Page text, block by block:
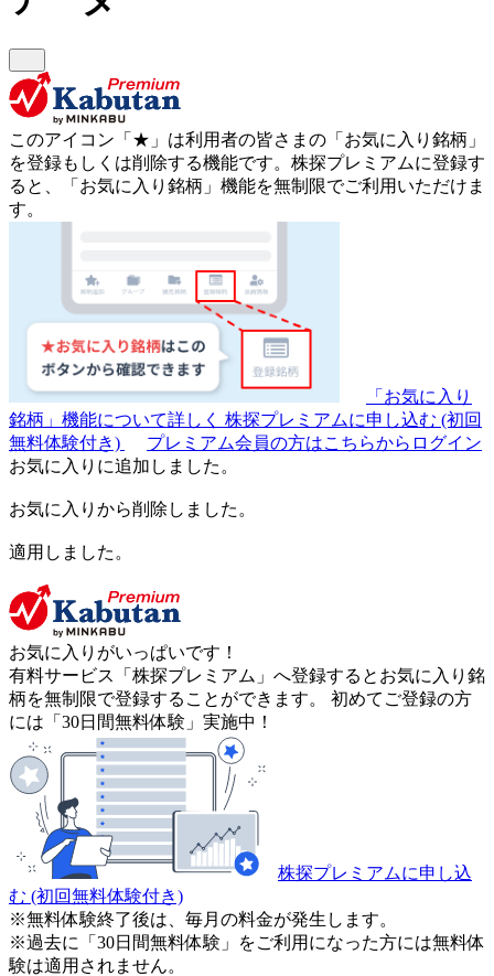
このアイコン 「★」 は利用者の皆さまの 「お気に入り銘柄」
を登録もしくは削除する機能です。 株探プレミアムに登録す
ると、「お気に入り銘柄」機能を無制限でご利用いただけま
す。
「お気に入り
銘柄」機能について詳しく 株探プレミアムに申し込む (初回
無料体験付き)
プレミアム会員の方はこちらからログイン
お気に入りに追加しました。
お気に入りから削除しました。
適用しました。
お気に入りがいっぱいです！
有料サービス「株探プレミアム」へ登録するとお気に入り銘
柄を無制限で登録することができます。 初めてご登録の方
には「30日間無料体験」実施中！
株探プレミアムに申し込
む (初回無料体験付き)
※無料体験終了後は、毎月の料金が発生します。
※過去に「30日間無料体験」をご利用になった方には無料体
験は適用されません。